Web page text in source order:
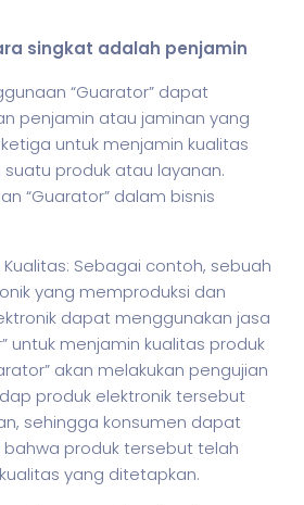
singkat adalah penjamin
“Guarator” dapat
penjamin atau jaminan yang
untuk menjamin kualitas
produk atau layanan.
“Guarator” dalam bisnis
Kualitas: Sebagai contoh, sebuah
yang memproduksi dan
dapat menggunakan jasa
untuk menjamin kualitas produk
akan melakukan pengujian
produk elektronik tersebut
sehingga konsumen dapat
bahwa produk tersebut telah
yang ditetapkan.